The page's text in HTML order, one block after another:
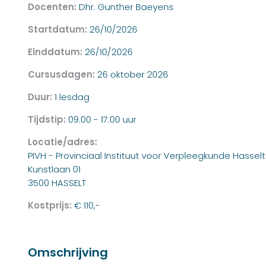
Docenten: Dhr. Gunther Baeyens
Startdatum: 26/10/2026
Einddatum: 26/10/2026
Cursusdagen: 26 oktober 2026
Duur: 1 lesdag
Tijdstip: 09.00 - 17.00 uur
Locatie/adres:
PIVH - Provinciaal Instituut voor Verpleegkunde Hasselt
Kunstlaan 01
3500 HASSELT
Kostprijs: € 110,-
Omschrijving